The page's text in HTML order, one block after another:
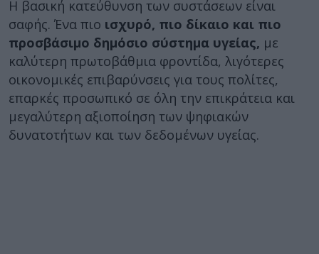
Η βασική κατεύθυνση των συστάσεων είναι
σαφής. Ένα πιο ισχυρό, πιο δίκαιο και πιο
προσβάσιμο δημόσιο σύστημα υγείας, με
καλύτερη πρωτοβάθμια φροντίδα, λιγότερες
οικονομικές επιβαρύνσεις για τους πολίτες,
επαρκές προσωπικό σε όλη την επικράτεια και
μεγαλύτερη αξιοποίηση των ψηφιακών
δυνατοτήτων και των δεδομένων υγείας.